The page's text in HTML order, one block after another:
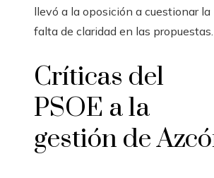
llevó a la oposición a cuestionar la
falta de claridad en las propuestas.
Críticas del
PSOE a la
gestión de